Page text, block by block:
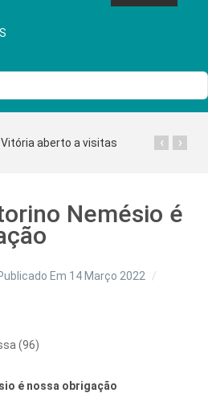
Vitória aberto a visitas ›
‹
Nemésio é
Em 14 Março 2022
(96)
é nossa obrigação